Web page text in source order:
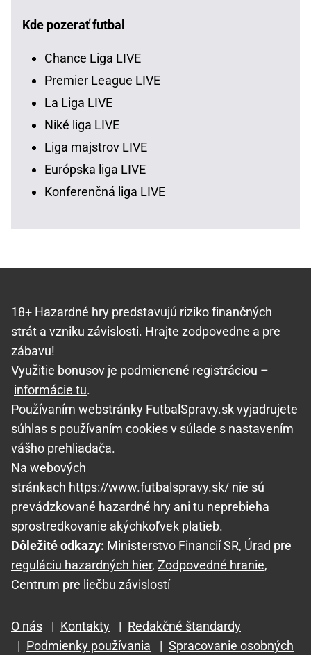
Kde pozerať futbal
Chance Liga LIVE
Premier League LIVE
La Liga LIVE
Niké liga LIVE
Liga majstrov LIVE
Európska liga LIVE
Konferenčná liga LIVE
18+ Hazardné hry predstavujú riziko finančných
strát a vzniku závislosti. Hrajte zodpovedne a pre
zábavu!
Využitie bonusov je podmienené registráciou –
informácie tu.
Používaním webstránky FutbalSpravy.sk vyjadrujete
súhlas s používaním cookies v súlade s nastavením
vášho prehliadača.
Na webových
stránkach https://www.futbalspravy.sk/ nie sú
prevádzkované hazardné hry ani tu neprebieha
sprostredkovanie akýchkoľvek platieb.
Dôležité odkazy: Ministerstvo Financií SR, Úrad pre
reguláciu hazardných hier, Zodpovedné hranie,
Centrum pre liečbu závislostí
O nás | Kontakty | Redakčné štandardy
| Podmienky používania | Spracovanie osobných